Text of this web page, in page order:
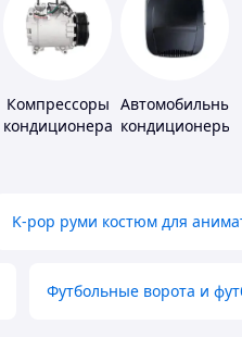
Компрессоры
кондиционера
Автомобильные
кондиционеры
K-pop руми костюм для
Футбольные ворота и